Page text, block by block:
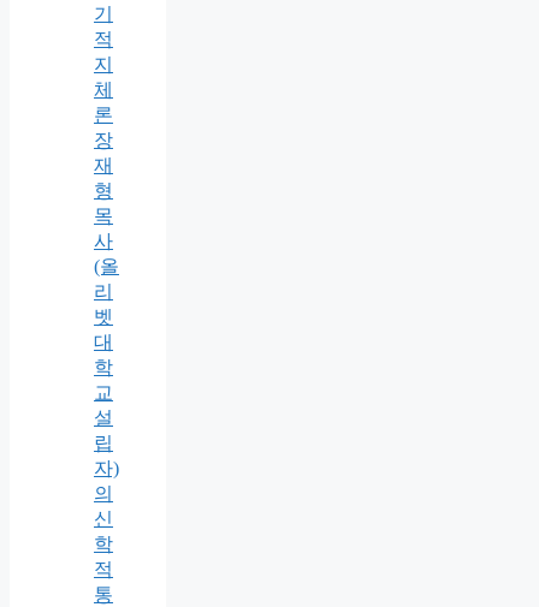
기
적
지
체
론
장
재
형
목
사
(올
리
벳
대
학
교
설
립
자)
의
신
학
적
통